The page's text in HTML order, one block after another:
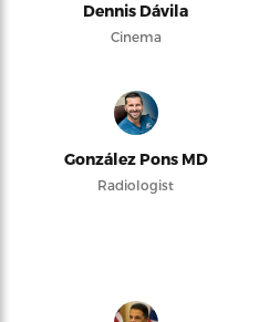
Dennis Dávila
Cinema
González Pons MD
Radiologist